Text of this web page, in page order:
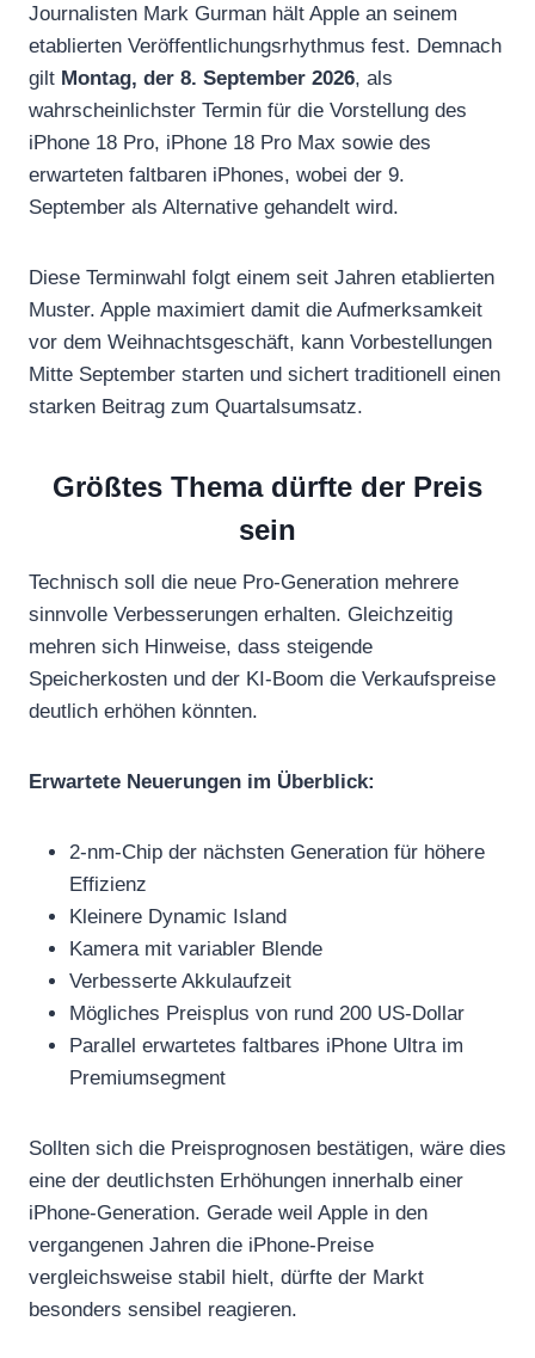
Journalisten Mark Gurman hält Apple an seinem
etablierten Veröffentlichungsrhythmus fest. Demnach
gilt Montag, der 8. September 2026, als
wahrscheinlichster Termin für die Vorstellung des
iPhone 18 Pro, iPhone 18 Pro Max sowie des
erwarteten faltbaren iPhones, wobei der 9.
September als Alternative gehandelt wird.
Diese Terminwahl folgt einem seit Jahren etablierten
Muster. Apple maximiert damit die Aufmerksamkeit
vor dem Weihnachtsgeschäft, kann Vorbestellungen
Mitte September starten und sichert traditionell einen
starken Beitrag zum Quartalsumsatz.
Größtes Thema dürfte der Preis
sein
Technisch soll die neue Pro-Generation mehrere
sinnvolle Verbesserungen erhalten. Gleichzeitig
mehren sich Hinweise, dass steigende
Speicherkosten und der KI-Boom die Verkaufspreise
deutlich erhöhen könnten.
Erwartete Neuerungen im Überblick:
2-nm-Chip der nächsten Generation für höhere
Effizienz
Kleinere Dynamic Island
Kamera mit variabler Blende
Verbesserte Akkulaufzeit
Mögliches Preisplus von rund 200 US-Dollar
Parallel erwartetes faltbares iPhone Ultra im
Premiumsegment
Sollten sich die Preisprognosen bestätigen, wäre dies
eine der deutlichsten Erhöhungen innerhalb einer
iPhone-Generation. Gerade weil Apple in den
vergangenen Jahren die iPhone-Preise
vergleichsweise stabil hielt, dürfte der Markt
besonders sensibel reagieren.